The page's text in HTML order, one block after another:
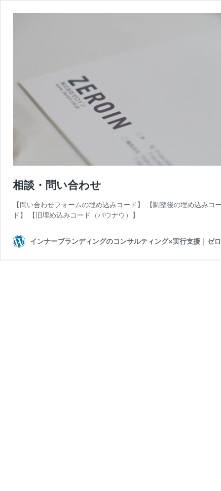
相談・問い合わせ
【問い合わせフォームの埋め込みコード】 【調整後の埋め込み
ド】 【旧埋め込みコード（バウナウ）】
インナーブランディングのコンサルティング×実行支援｜ゼ